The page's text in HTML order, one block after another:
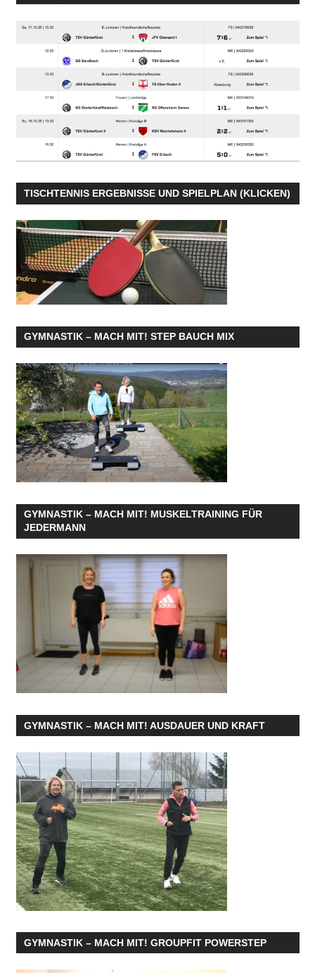
TISCHTENNIS ERGEBNISSE UND SPIELPLAN (KLICKEN)
GYMNASTIK – MACH MIT! STEP BAUCH MIX
GYMNASTIK – MACH MIT! MUSKELTRAINING FÜR
JEDERMANN
GYMNASTIK – MACH MIT! AUSDAUER UND KRAFT
GYMNASTIK – MACH MIT! GROUPFIT POWERSTEP